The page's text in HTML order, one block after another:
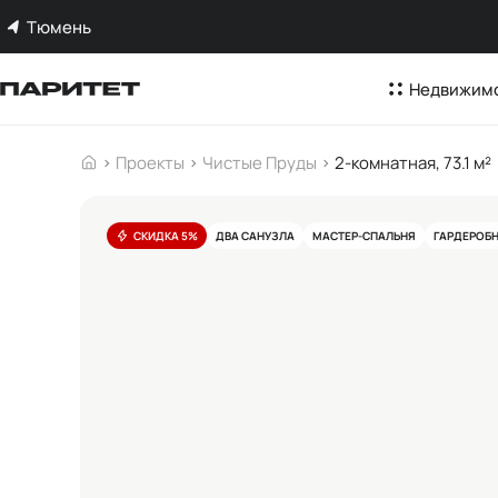
Тюмень
Проекты Чистые Пруды 2-комнатная, 73.1 м²
СКИДКА 5% ДВА САНУЗЛА МАСТЕР-СПАЛЬНЯ